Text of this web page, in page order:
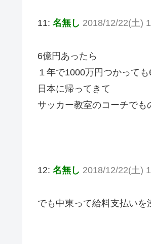
11: 名無し 2018/12/22(土)
6億円あったら
１年で1000万円つかって
日本に帰ってきて
サッカー教室のコーチでも
12: 名無し 2018/12/22(土)
でも中東って給料支払いを